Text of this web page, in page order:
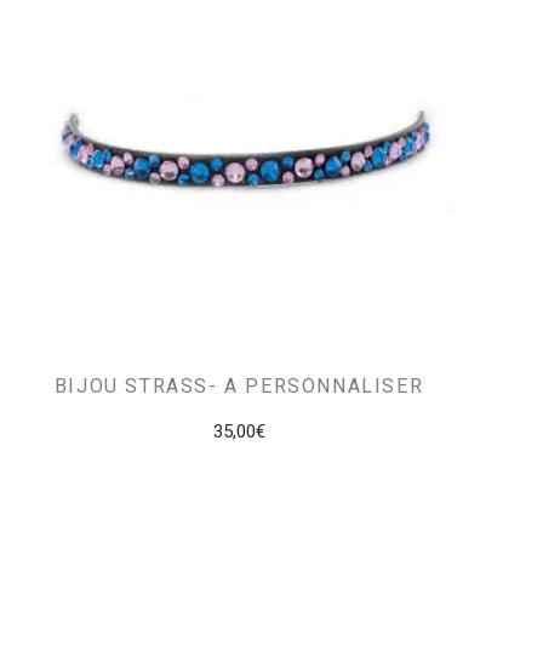
BIJOU STRASS- A PERSONNALISER
35,00€